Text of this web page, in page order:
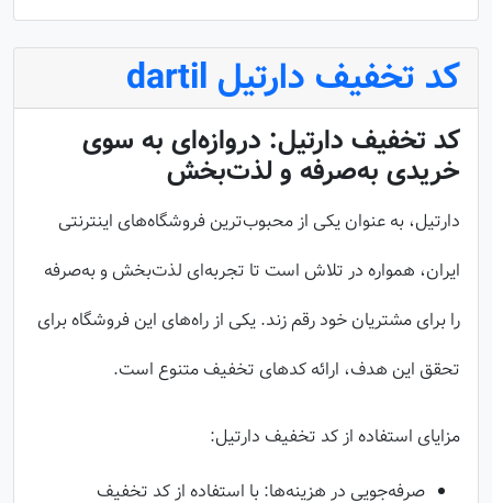
کد تخفیف دارتیل dartil
کد تخفیف دارتیل: دروازه‌ای به سوی
خریدی به‌صرفه و لذت‌بخش
دارتیل، به عنوان یکی از محبوب‌ترین فروشگاه‌های اینترنتی
ایران، همواره در تلاش است تا تجربه‌ای لذت‌بخش و به‌صرفه
را برای مشتریان خود رقم زند. یکی از راه‌های این فروشگاه برای
تحقق این هدف، ارائه کدهای تخفیف متنوع است.
مزایای استفاده از کد تخفیف دارتیل:
صرفه‌جویی در هزینه‌ها: با استفاده از کد تخفیف